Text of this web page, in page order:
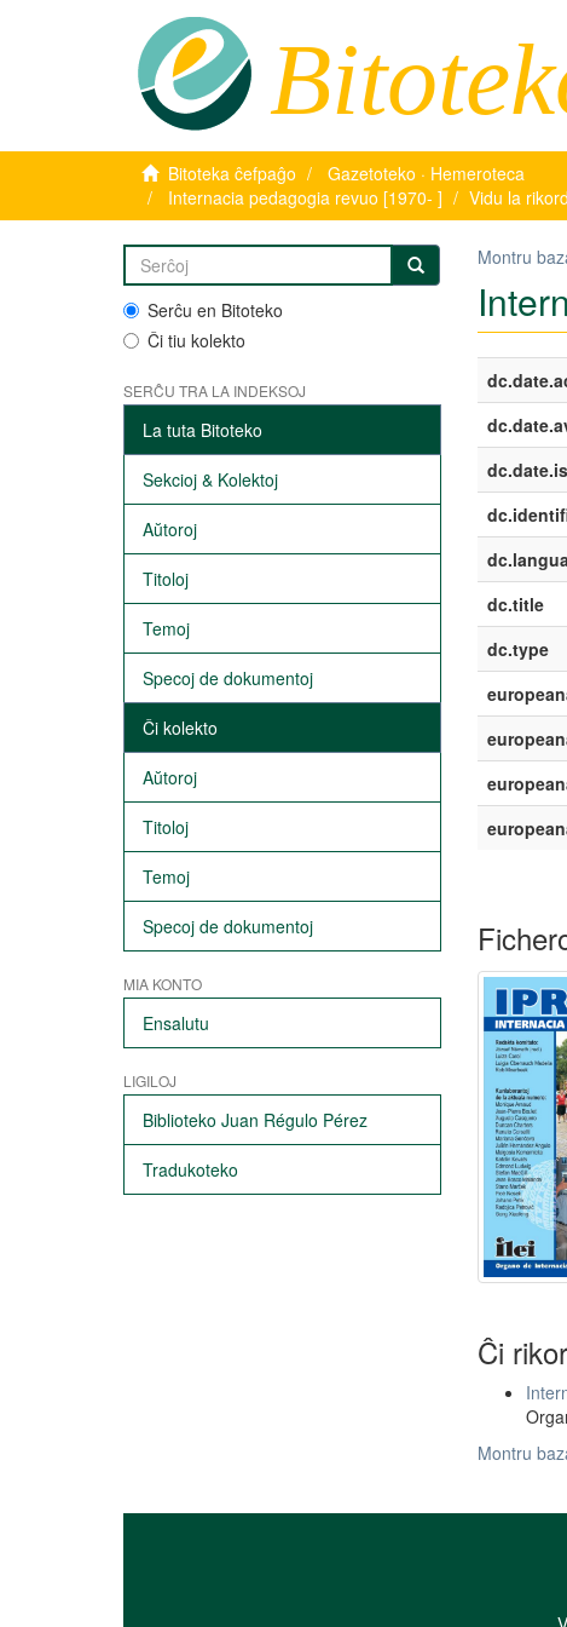
Bitoteka ĉefpaĝo
Gazetoteko · Hemeroteca
Internacia pedagogia revuo [1970- ]
Vidu la
Serĉu en Bitoteko
Ĉi tiu kolekto
SERĈU TRA LA INDEKSOJ
La tuta Bitoteko
Sekcioj & Kolektoj
Aŭtoroj
Titoloj
Temoj
Specoj de dokumentoj
Ĉi kolekto
Aŭtoroj
Titoloj
Temoj
Specoj de dokumentoj
MIA KONTO
Ensalutu
LIGILOJ
Biblioteko Juan Régulo Pérez
Tradukoteko
Montru
dc.title
dc.type
Ĉi
Montru